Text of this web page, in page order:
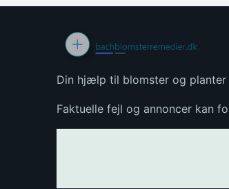
Din hjælp til blomster og planter
Faktuelle fejl og annoncer kan